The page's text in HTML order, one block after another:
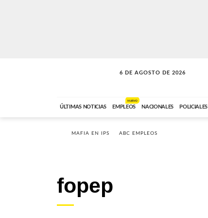
6 DE AGOSTO DE 2026
SOLO MÚSICA
ÚLTIMAS NOTICIAS EMPLEOS
NUEVO
NACIONALES POLICIALES
MAFIA EN IPS ABC EMPLEOS
fopep